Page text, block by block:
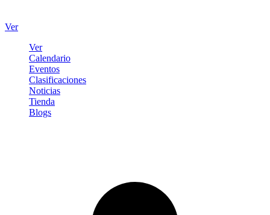
Ver
Ver
Calendario
Eventos
Clasificaciones
Noticias
Tienda
Blogs